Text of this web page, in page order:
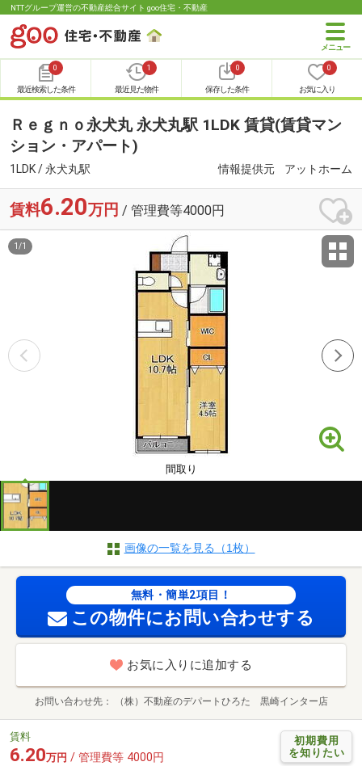
NTTグループ運営の不動産総合サイト goo住宅・不動産
0
最近検索した条件
1
最近見た物件
0
保存した条件
0
お気に入り
Ｒｅｇｎｏ永犬丸 永犬丸駅 1LDK 賃貸(賃貸マン
ション・アパート)
1LDK / 永犬丸駅 情報提供元 アットホーム
賃料6.20万円 / 管理費等4000円
間取り
1 /1
画像の一覧を見る（1枚）
無料・簡単2項目！
この物件にお問い合わせする
お気に入りに追加する
お問い合わせ先 （株）不動産のデパートひろた 黒崎インター店
初期費用
を知りたい
賃料
6.20万円 / 管理費等 4000円